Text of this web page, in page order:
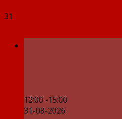
31
12:00 -15:00
31-08-2026